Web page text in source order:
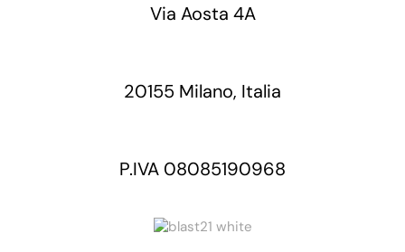
Via Aosta 4A
20155 Milano, Italia
P.IVA 08085190968